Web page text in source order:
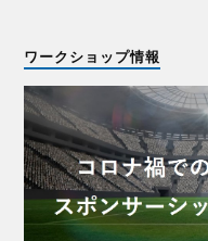
ワークショップ情報